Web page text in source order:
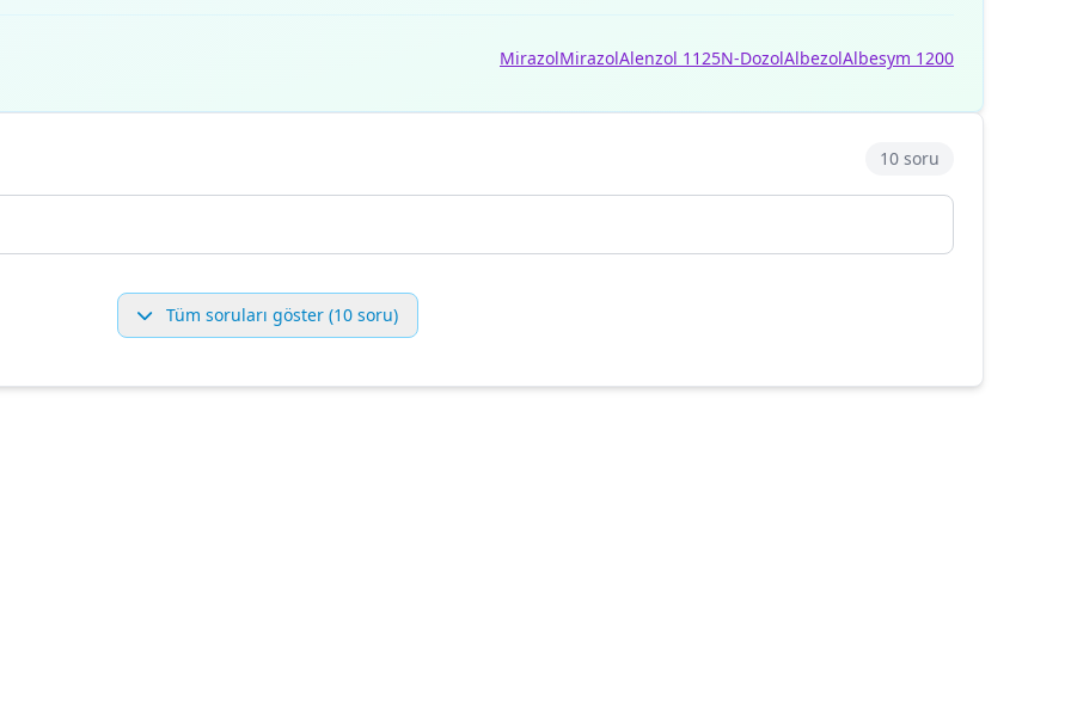
MirazolMirazolAlenzol 1125N-DozolAlbezolAlbesym 1200
10 soru
Tüm soruları göster (10 soru)